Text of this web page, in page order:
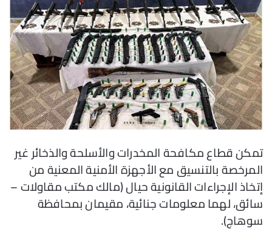
تمكن قطاع مكافحة المخدرات والأسلحة والذخائر غير
المرخصة بالتنسيق مع الأجهزة الأمنية المعنية من
إتخاذ الإجراءات القانونية حيال (مالك مكتب مقاولات –
سائق، لهما معلومات جنائية، مقيمان بمحافظة
سوهاج).